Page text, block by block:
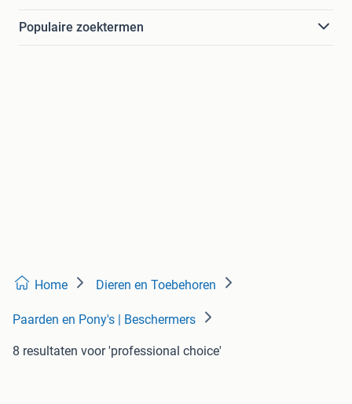
Populaire zoektermen
Home Dieren en Toebehoren
Paarden en Pony's | Beschermers
8 resultaten voor 'professional choice'